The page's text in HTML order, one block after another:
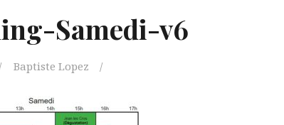
Samedi-v6
Baptiste Lopez